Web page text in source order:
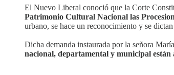
El Nuevo Liberal conoció que la Corte
Patrimonio Cultural Nacional las
urbano, se hace un reconocimiento y se
Dicha demanda instaurada por la señora
nacional, departamental y municipal están